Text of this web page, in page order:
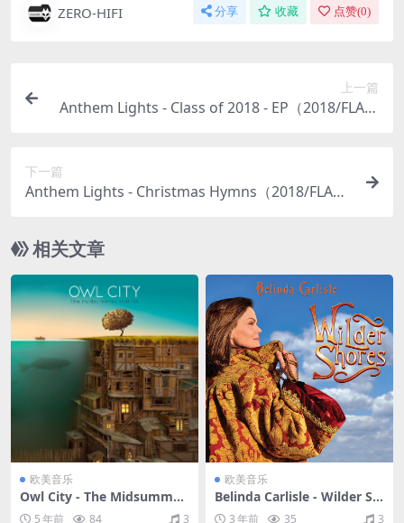
ZERO-HIFI 分享 收藏 点赞(0)
上一篇
Anthem Lights - Class of 2018 - EP（2018/FLAC/
下一篇
Anthem Lights - Christmas Hymns（2018/FLAC/
相关文章
欧美音乐
Owl City - The Midsummer
Station（2012/FLAC/分轨/2
5 年前 84 3
欧美音乐
Belinda Carlisle - Wilder Sh
ores（2017/FLAC/分轨/310
3 年前 35 3